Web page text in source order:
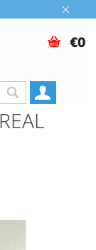
€0